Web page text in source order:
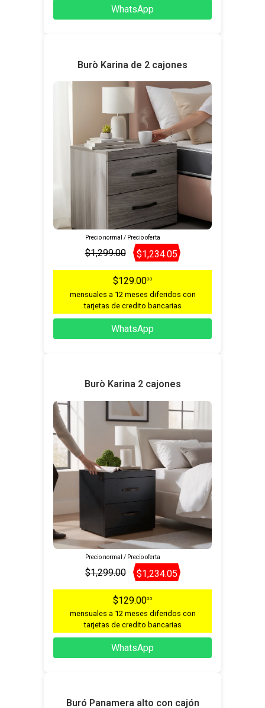
WhatsApp
Burò Karina de 2 cajones
Precio normal / Precio oferta
$1,299.00 $1,234.05
$129.0000
mensuales a 12 meses diferidos con
tarjetas de credito bancarias
WhatsApp
Burò Karina 2 cajones
Precio normal / Precio oferta
$1,299.00 $1,234.05
$129.0000
mensuales a 12 meses diferidos con
tarjetas de credito bancarias
WhatsApp
Buró Panamera alto con cajón